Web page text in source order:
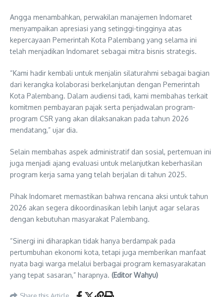
Angga menambahkan, perwakilan manajemen Indomaret
menyampaikan apresiasi yang setinggi-tingginya atas
kepercayaan Pemerintah Kota Palembang yang selama ini
telah menjadikan Indomaret sebagai mitra bisnis strategis.
“Kami hadir kembali untuk menjalin silaturahmi sebagai bagian
dari kerangka kolaborasi berkelanjutan dengan Pemerintah
Kota Palembang. Dalam audiensi tadi, kami membahas terkait
komitmen pembayaran pajak serta penjadwalan program-
program CSR yang akan dilaksanakan pada tahun 2026
mendatang,” ujar dia.
Selain membahas aspek administratif dan sosial, pertemuan ini
juga menjadi ajang evaluasi untuk melanjutkan keberhasilan
program kerja sama yang telah berjalan di tahun 2025.
Pihak Indomaret memastikan bahwa rencana aksi untuk tahun
2026 akan segera dikoordinasikan lebih lanjut agar selaras
dengan kebutuhan masyarakat Palembang.
“Sinergi ini diharapkan tidak hanya berdampak pada
pertumbuhan ekonomi kota, tetapi juga memberikan manfaat
nyata bagi warga melalui berbagai program kemasyarakatan
yang tepat sasaran,” harapnya. (Editor Wahyu)